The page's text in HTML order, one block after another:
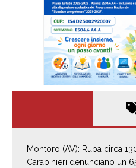
Montoro (AV): Ruba circa
Carabinieri denunciano un